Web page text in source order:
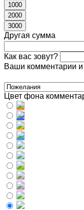
1000
2000
3000
Другая сумма
Как вас зовут?
Ваши комментарии
Цвет фона